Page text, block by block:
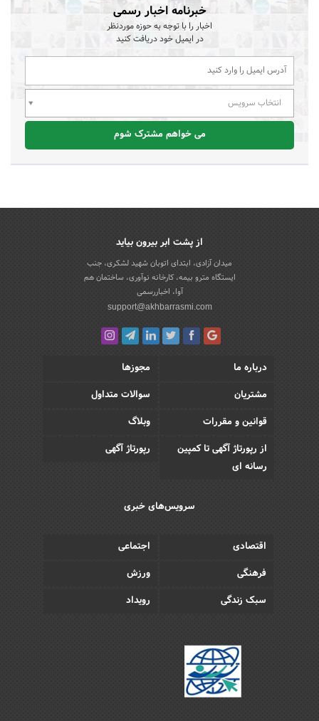
خبرنامه اخبار رسمی
اخبار را با توجه به حوزه موردنظر
در ایمیل خود دریافت کنید
انتخاب سرویس
می خواهم مشترک شوم
از پشت ابر بیرون بیاید
میدان آزادی، ابتدای اتوبان شهید لشکری، جنب
ایستگاه مترو بیمه، کارخانه نوآوری، ساختمان هم
آوا، اخباررسمی
support@akhbarrasmi.com
درباره ما
مجوزها
مشتریان
سوالات متداول
قوانین و مقررات
وبلاگ
از رپورتاژ آگهی تا کمپین
رسانه ای
رپورتاژ آگهی
سرویس‌های خبری
اقتصادی
اجتماعی
فرهنگی
ورزش
سبک زندگی
رویداد